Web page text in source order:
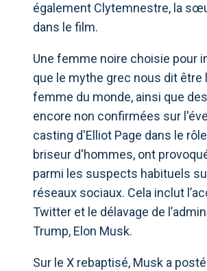
également Clytemnestre, la
dans le film.
Une femme noire choisie pour
que le mythe grec nous dit être
femme du monde, ainsi que
encore non confirmées sur
casting d'Elliot Page dans le
briseur d'hommes, ont
parmi les suspects habituels
réseaux sociaux. Cela inclut
Twitter et le délavage de
Trump, Elon Musk.
Sur le X rebaptisé, Musk a